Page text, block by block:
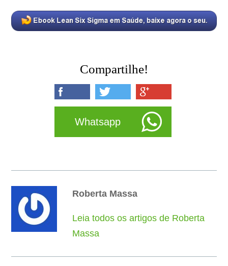
Compartilhe!
Whatsapp
Roberta Massa
Leia todos os artigos de Roberta
Massa